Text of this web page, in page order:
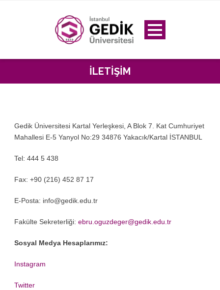
İLETIŞIM
Gedik Üniversitesi Kartal Yerleşkesi, A Blok 7. Kat Cumhuriyet
Mahallesi E-5 Yanyol No:29 34876 Yakacık/Kartal İSTANBUL
Tel: 444 5 438
Fax: +90 (216) 452 87 17
E-Posta: info@gedik.edu.tr
Fakülte Sekreterliği: ebru.oguzdeger@gedik.edu.tr
Sosyal Medya Hesaplarımız:
Instagram
Twitter